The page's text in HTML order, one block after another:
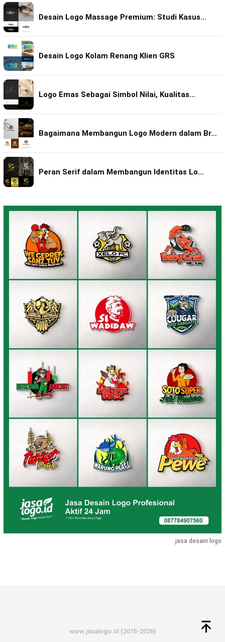
Desain Logo Massage Premium: Studi Kasus…
Desain Logo Kolam Renang Klien GRS
Logo Emas Sebagai Simbol Nilai, Kualitas…
Bagaimana Membangun Logo Modern dalam Br…
Peran Serif dalam Membangun Identitas Lo…
jasa desain logo
www.jasalogo.id (2015-2026)